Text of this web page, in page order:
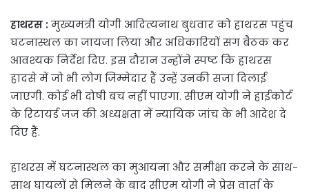
हाथरस : मुख्यमंत्री योगी आदित्यनाथ बुधवार को हाथरस पहुंच
घटनास्थल का जायजा लिया और अधिकारियों संग बैठक कर
आवश्यक निर्देश दिए. इस दौरान उन्होंने स्पष्ट कि हाथरस
हादसे में जो भी लोग जिम्मेदार हैं उन्हें उनकी सजा दिलाई
जाएगी. कोई भी दोषी बच नहीं पाएगा. सीएम योगी ने हाईकोर्ट
के रिटायर्ड जज की अध्यक्षता में न्यायिक जांच के भी आदेश दे
दिए हैं.
हाथरस में घटनास्थल का मुआयना और समीक्षा करने के साथ-
साथ घायलों से मिलने के बाद सीएम योगी ने प्रेस वार्ता के